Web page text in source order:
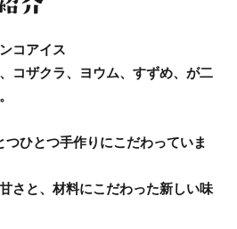
コアイス
コザクラ、ヨウム、すずめ、が二
ひとつ手作りにこだわっていま
さと、材料にこだわった新しい味